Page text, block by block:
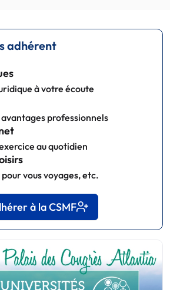
adhérent
à votre écoute
professionnels
au quotidien
vous voyages, etc.
à la CSMF